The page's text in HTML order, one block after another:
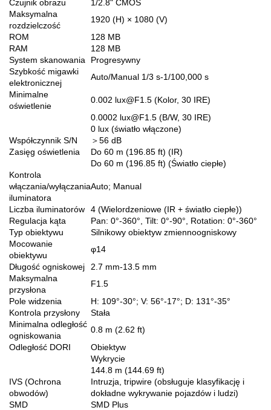
Czujnik obrazu
1/2.8" CMOS
Maksymalna
rozdzielczość
1920 (H) × 1080 (V)
ROM
128 MB
RAM
128 MB
System skanowania
Progresywny
Szybkość migawki
elektronicznej
Auto/Manual 1/3 s-1/100,000 s
Minimalne
oświetlenie
0.002 lux@F1.5 (Kolor, 30 IRE)
0.0002 lux@F1.5 (B/W, 30 IRE)
0 lux (światło włączone)
Współczynnik S/N
＞56 dB
Zasięg oświetlenia
Do 60 m (196.85 ft) (IR)
Do 60 m (196.85 ft) (Światło ciepłe)
Kontrola
włączania/wyłączania
iluminatora
Auto; Manual
Liczba iluminatorów
4 (Wielordzeniowe (IR + światło ciepłe))
Regulacja kąta
Pan: 0°-360°, Tilt: 0°-90°, Rotation: 0°-360°
Typ obiektywu
Silnikowy obiektyw zmiennoogniskowy
Mocowanie
obiektywu
φ14
Długość ogniskowej
2.7 mm-13.5 mm
Maksymalna
przysłona
F1.5
Pole widzenia
H: 109°-30°; V: 56°-17°; D: 131°-35°
Kontrola przysłony
Stała
Minimalna odległość
ogniskowania
0.8 m (2.62 ft)
Odległość DORI
Obiektyw
Wykrycie
144.8 m (144.69 ft)
IVS (Ochrona
obwodów)
Intruzja, tripwire (obsługuje klasyfikację i
dokładne wykrywanie pojazdów i ludzi)
SMD
SMD Plus